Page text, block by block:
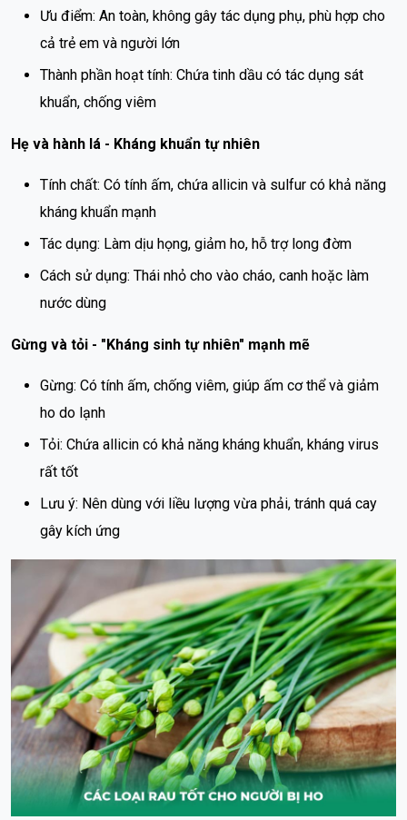
Ưu điểm: An toàn, không gây tác dụng phụ, phù hợp cho
cả trẻ em và người lớn
Thành phần hoạt tính: Chứa tinh dầu có tác dụng sát
khuẩn, chống viêm
Hẹ và hành lá - Kháng khuẩn tự nhiên
Tính chất: Có tính ấm, chứa allicin và sulfur có khả năng
kháng khuẩn mạnh
Tác dụng: Làm dịu họng, giảm ho, hỗ trợ long đờm
Cách sử dụng: Thái nhỏ cho vào cháo, canh hoặc làm
nước dùng
Gừng và tỏi - "Kháng sinh tự nhiên" mạnh mẽ
Gừng: Có tính ấm, chống viêm, giúp ấm cơ thể và giảm
ho do lạnh
Tỏi: Chứa allicin có khả năng kháng khuẩn, kháng virus
rất tốt
Lưu ý: Nên dùng với liều lượng vừa phải, tránh quá cay
gây kích ứng